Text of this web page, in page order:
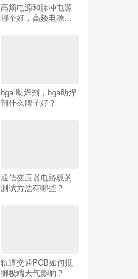
高频电源和脉冲电源
哪个好，高频电源和
bga 助焊剂，bga助焊
剂什么牌子好？
通信变压器电路板的
测试方法有哪些？
轨道交通PCB如何抵
御极端天气影响？